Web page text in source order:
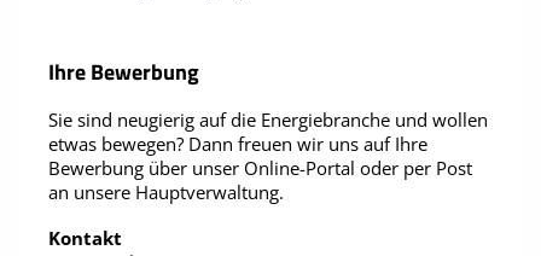
Ihre Bewerbung
Sie sind neugierig auf die Energiebranche und wollen
etwas bewegen? Dann freuen wir uns auf Ihre
Bewerbung über unser Online-Portal oder per Post
an unsere Hauptverwaltung.
Kontakt